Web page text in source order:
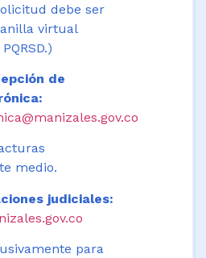
debe ser
virtual
de
medio.
judiciales:
para